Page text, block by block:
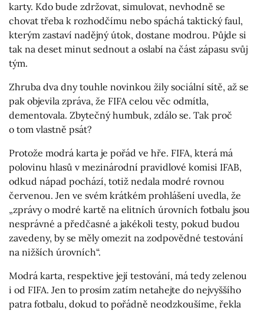
karty. Kdo bude zdržovat, simulovat, nevhodně se
chovat třeba k rozhodčímu nebo spáchá taktický faul,
kterým zastaví nadějný útok, dostane modrou. Půjde si
tak na deset minut sednout a oslabí na část zápasu svůj
tým.
Zhruba dva dny touhle novinkou žily sociální sítě, až se
pak objevila zpráva, že FIFA celou věc odmítla,
dementovala. Zbytečný humbuk, zdálo se. Tak proč
o tom vlastně psát?
Protože modrá karta je pořád ve hře. FIFA, která má
polovinu hlasů v mezinárodní pravidlové komisi IFAB,
odkud nápad pochází, totiž nedala modré rovnou
červenou. Jen ve svém krátkém prohlášení uvedla, že
„zprávy o modré kartě na elitních úrovních fotbalu jsou
nesprávné a předčasné a jakékoli testy, pokud budou
zavedeny, by se měly omezit na zodpovědné testování
na nižších úrovních“.
Modrá karta, respektive její testování, má tedy zelenou
i od FIFA. Jen to prosím zatím netahejte do nejvyššího
patra fotbalu, dokud to pořádně neodzkoušíme, řekla